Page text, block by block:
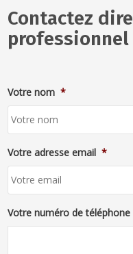
Contactez
Votre nom *
Votre adresse email *
Votre numéro de téléphone